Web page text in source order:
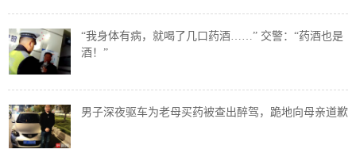
“我身体有病，就喝了几口药酒……” 交警：“药酒也是
酒！”
男子深夜驱车为老母买药被查出醉驾，跪地向母亲道歉